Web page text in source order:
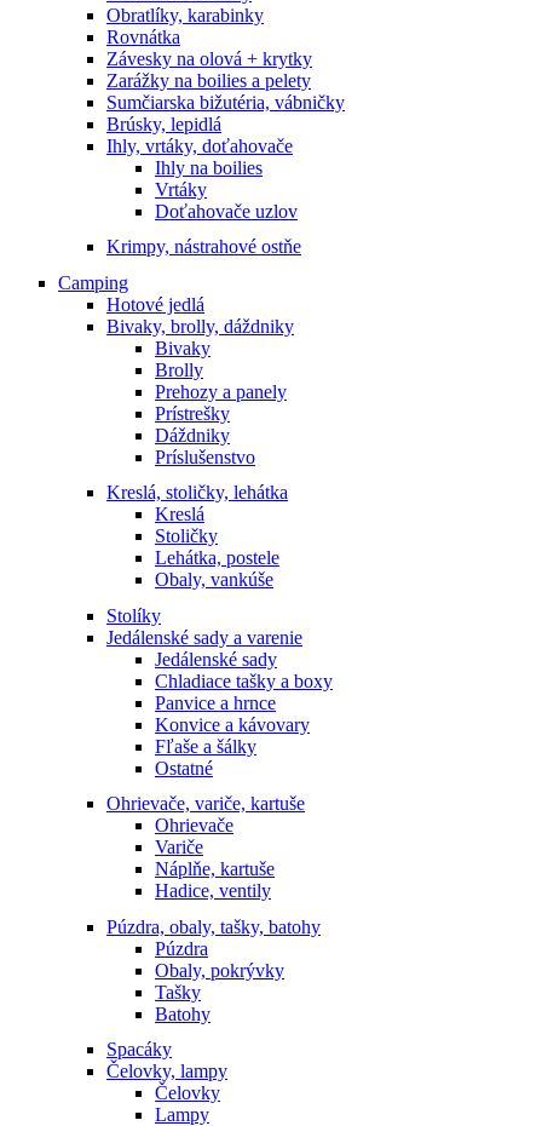
Obratlíky, karabinky
Rovnátka
Závesky na olová + krytky
Zarážky na boilies a pelety
Sumčiarska bižutéria, vábničky
Brúsky, lepidlá
Ihly, vrtáky, doťahovače
Ihly na boilies
Vrtáky
Doťahovače uzlov
Krimpy, nástrahové ostňe
Camping
Hotové jedlá
Bivaky, brolly, dáždniky
Bivaky
Brolly
Prehozy a panely
Prístrešky
Dáždniky
Príslušenstvo
Kreslá, stoličky, lehátka
Kreslá
Stoličky
Lehátka, postele
Obaly, vankúše
Stolíky
Jedálenské sady a varenie
Jedálenské sady
Chladiace tašky a boxy
Panvice a hrnce
Konvice a kávovary
Fľaše a šálky
Ostatné
Ohrievače, variče, kartuše
Ohrievače
Variče
Náplňe, kartuše
Hadice, ventily
Púzdra, obaly, tašky, batohy
Púzdra
Obaly, pokrývky
Tašky
Batohy
Spacáky
Čelovky, lampy
Čelovky
Lampy